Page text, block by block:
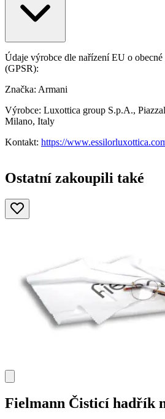
Údaje výrobce dle nařízení EU o
(GPSR):
Značka: Armani
Výrobce: Luxottica group S.p.A.,
Milano, Italy
Kontakt: https://
Ostatní zakoupili také
Fielmann Čisticí hadřík